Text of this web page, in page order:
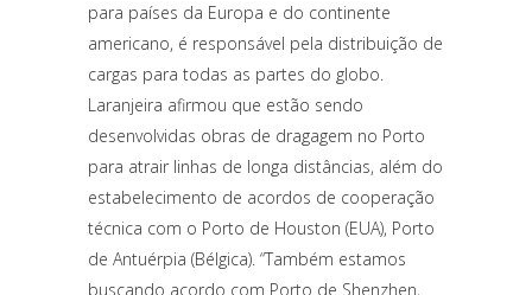
para países da Europa e do continente
americano, é responsável pela distribuição de
cargas para todas as partes do globo.
Laranjeira afirmou que estão sendo
desenvolvidas obras de dragagem no Porto
para atrair linhas de longa distâncias, além do
estabelecimento de acordos de cooperação
técnica com o Porto de Houston (EUA), Porto
de Antuérpia (Bélgica). “Também estamos
buscando acordo com Porto de Shenzhen,